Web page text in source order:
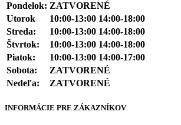
Pondelok: ZATVORENÉ
Utorok
10:00-13:00 14:00-18:00
Streda:
10:00-13:00 14:00-18:00
Štvrtok:
10:00-13:00 14:00-18:00
Piatok:
10:00-13:00 14:00-17:00
Sobota:
ZATVORENÉ
Nedeľa:
ZATVORENÉ
INFORMÁCIE PRE ZÁKAZNÍKOV